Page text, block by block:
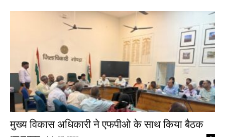
मुख्य विकास अधिकारी ने एफपीओ के साथ किया बैठक